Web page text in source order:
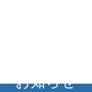
お知らせ